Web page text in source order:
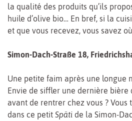
la qualité des produits qu’ils
huile d’olive bio… En bref, si la
et que vous recevez, vous savez
Simon-Dach-Straße 18,
Une petite faim après une longue
Envie de siffler une dernière bière
avant de rentrer chez vous ?
dans ce petit Späti de la Simon-